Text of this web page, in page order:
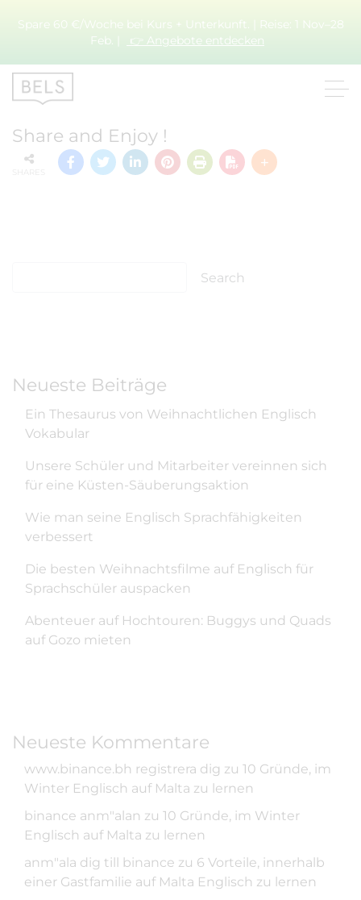
Spare 60 €/Woche bei Kurs + Unterkunft. | Reise: 1 Nov–28
Feb. |
👉 Angebote entdecken
NCFHE
Share and Enjoy !
Neueste Beiträge
Ein Thesaurus von Weihnachtlichen Englisch
Vokabular
Unsere Schüler und Mitarbeiter vereinnen sich
für eine Küsten-Säuberungsaktion
Wie man seine Englisch Sprachfähigkeiten
verbessert
Die besten Weihnachtsfilme auf Englisch für
Sprachschüler auspacken
Abenteuer auf Hochtouren: Buggys und Quads
auf Gozo mieten
Neueste Kommentare
www.binance.bh registrera dig zu 10 Gründe, im
Winter Englisch auf Malta zu lernen
binance anm"alan zu 10 Gründe, im Winter
Englisch auf Malta zu lernen
anm"ala dig till binance zu 6 Vorteile, innerhalb
einer Gastfamilie auf Malta Englisch zu lernen